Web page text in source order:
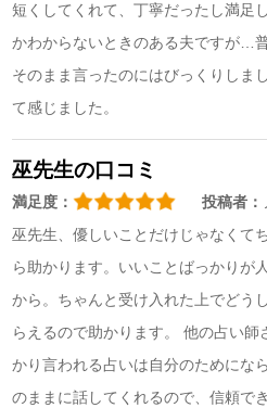
短くしてくれて、丁寧だったし満足
かわからないときのある夫ですが…
そのまま言ったのにはびっくりしま
て感じました。
巫先生の口コミ
満足度： 投稿者：
巫先生、優しいことだけじゃなくて
ら助かります。いいことばっかりが
から。ちゃんと受け入れた上でどう
らえるので助かります。 他の占い
かり言われる占いは自分のためにな
のままに話してくれるので、信頼で